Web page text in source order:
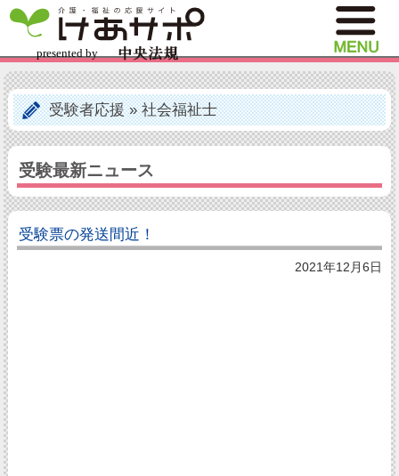
受験者応援»社会福祉士
受験最新ニュース
受験票の発送間近！
2021年12月6日